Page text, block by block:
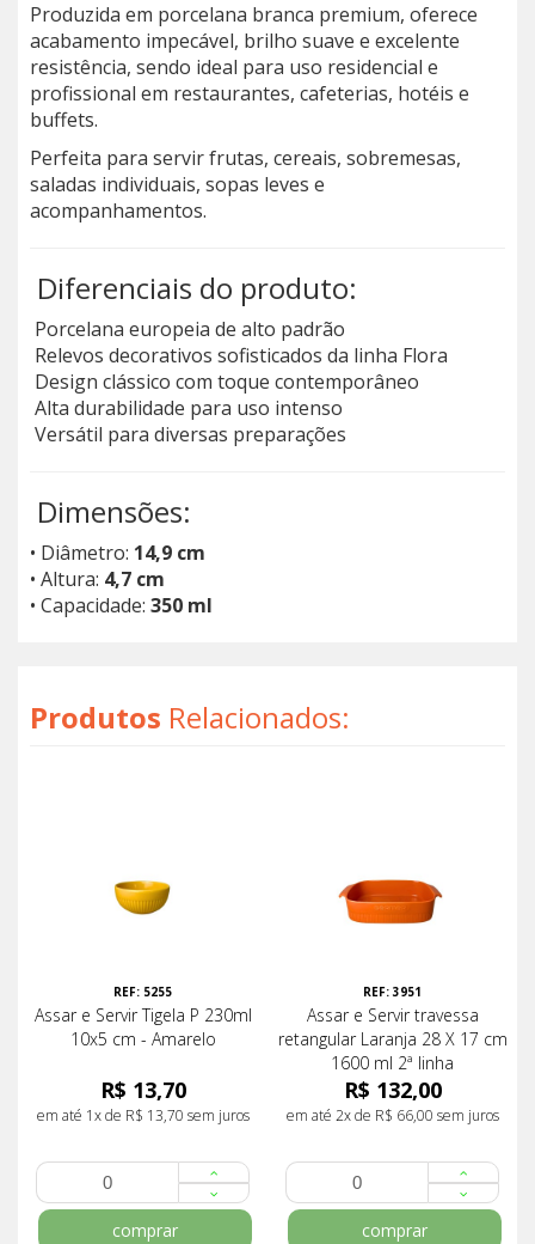
Produzida em porcelana branca premium, oferece
acabamento impecável, brilho suave e excelente
resistência, sendo ideal para uso residencial e
profissional em restaurantes, cafeterias, hotéis e
buffets.
Perfeita para servir frutas, cereais, sobremesas,
saladas individuais, sopas leves e
acompanhamentos.
Diferenciais do produto:
Porcelana europeia de alto padrão
Relevos decorativos sofisticados da linha Flora
Design clássico com toque contemporâneo
Alta durabilidade para uso intenso
Versátil para diversas preparações
Dimensões:
• Diâmetro: 14,9 cm
• Altura: 4,7 cm
• Capacidade: 350 ml
Produtos Relacionados:
REF: 5255
Assar e Servir Tigela P 230ml
10x5 cm - Amarelo
R$ 13,70
em até 1x de R$ 13,70 sem juros
comprar
REF: 3951
Assar e Servir travessa
retangular Laranja 28 X 17 cm
1600 ml 2ª linha
R$ 132,00
em até 2x de R$ 66,00 sem juros
comprar